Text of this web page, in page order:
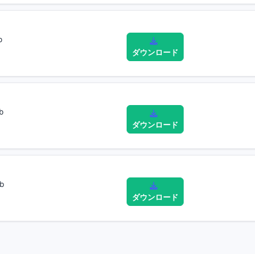
ダウンロード
ダウンロード
ダウンロード